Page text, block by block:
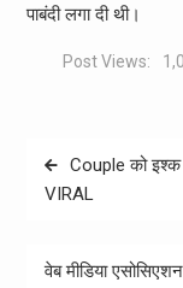
पाबंदी लगा दी थी।
Post Views:
Post
navigation
Couple को इश्क
VIRAL
वेब मीडिया